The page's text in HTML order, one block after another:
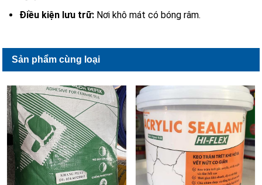
Điều kiện lưu trữ: Nơi khô mát có bóng râm.
Sản phẩm cùng loại